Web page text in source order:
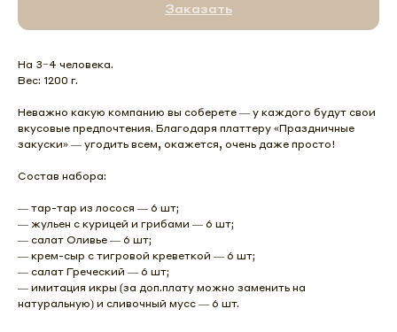
Заказать
На 3−4 человека.
Вес: 1200 г.
Неважно какую компанию вы соберете — у каждого будут свои
вкусовые предпочтения. Благодаря платтеру «Праздничные
закуски» — угодить всем, окажется, очень даже просто!
Состав набора:
— тар-тар из лосося — 6 шт;
— жульен с курицей и грибами — 6 шт;
— салат Оливье — 6 шт;
— крем-сыр с тигровой креветкой — 6 шт;
— салат Греческий — 6 шт;
— имитация икры (за доп.плату можно заменить на
натуральную) и сливочный мусс — 6 шт.